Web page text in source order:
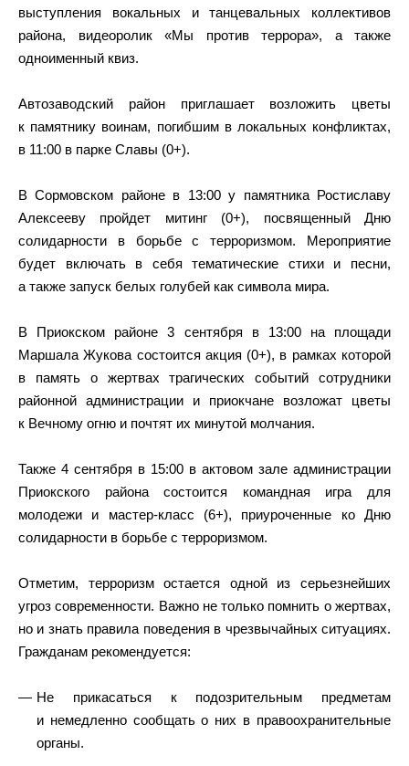
выступления вокальных и танцевальных коллективов
района, видеоролик «Мы против террора», а также
одноименный квиз.
Автозаводский район приглашает возложить цветы
к памятнику воинам, погибшим в локальных конфликтах,
в 11:00 в парке Славы (0+).
В Сормовском районе в 13:00 у памятника Ростиславу
Алексееву пройдет митинг (0+), посвященный Дню
солидарности в борьбе с терроризмом. Мероприятие
будет включать в себя тематические стихи и песни,
а также запуск белых голубей как символа мира.
В Приокском районе 3 сентября в 13:00 на площади
Маршала Жукова состоится акция (0+), в рамках которой
в память о жертвах трагических событий сотрудники
районной администрации и приокчане возложат цветы
к Вечному огню и почтят их минутой молчания.
Также 4 сентября в 15:00 в актовом зале администрации
Приокского района состоится командная игра для
молодежи и мастер-класс (6+), приуроченные ко Дню
солидарности в борьбе с терроризмом.
Отметим, терроризм остается одной из серьезнейших
угроз современности. Важно не только помнить о жертвах,
но и знать правила поведения в чрезвычайных ситуациях.
Гражданам рекомендуется:
Не прикасаться к подозрительным предметам
и немедленно сообщать о них в правоохранительные
органы.